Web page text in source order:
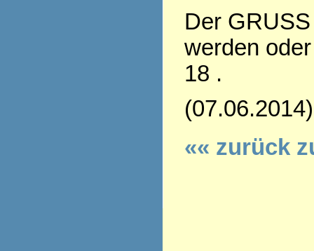
Der
werden
18 .
(07.06.2014)
«« zurück